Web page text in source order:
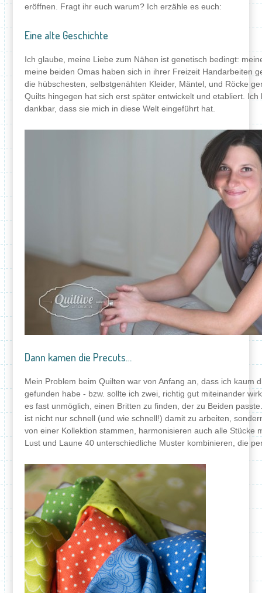
eröffnen. Fragt ihr euch warum? Ich erzähle es euch:
Eine alte Geschichte
Ich glaube, meine Liebe zum Nähen ist genetisch bedingt:
meine beiden Omas haben sich in ihrer Freizeit Handarbeiten
die hübschesten, selbstgenähten Kleider, Mäntel, und Röcke
Quilts hingegen hat sich erst später entwickelt und etabliert.
dankbar, dass sie mich in diese Welt eingeführt hat.
Dann kamen die Precuts…
Mein Problem beim Quilten war von Anfang an, dass ich kaum
gefunden habe - bzw. sollte ich zwei, richtig gut miteinander
es fast unmöglich, einen Britten zu finden, der zu Beiden
ist nicht nur schnell (und wie schnell!) damit zu arbeiten,
von einer Kollektion stammen, harmonisieren auch alle Stücke
Lust und Laune 40 unterschiedliche Muster kombinieren, die